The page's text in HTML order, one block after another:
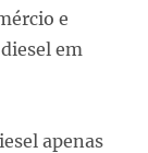
e
em
apenas